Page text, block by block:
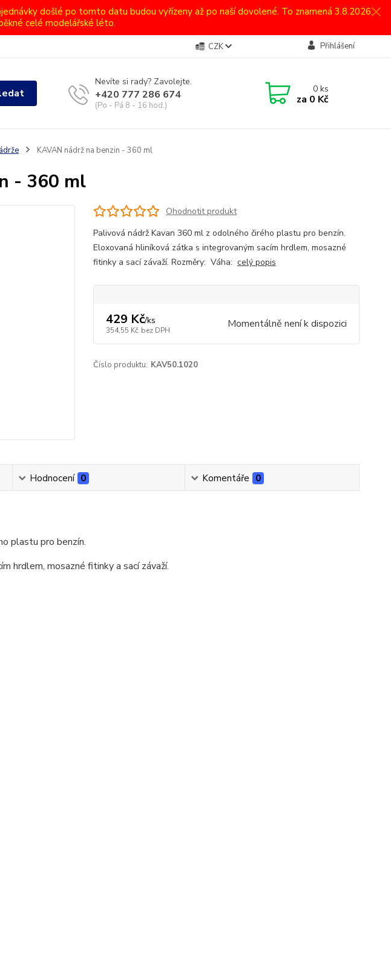
došlé po tomto datu budou vyřízeny až po naší dovolené. To znamená 3.8.2026.
celé modelářské léto.
CZK Přihlášení
Nevíte si rady? Zavolejte.
+420 777 286 674
(Po - Pá 8 - 16 hod.)
0ks
za 0 Kč
KAVAN nádrž na benzin - 360 ml
- 360 ml
Ohodnotit produkt
Palivová nádrž Kavan 360 ml z odolného čirého plastu pro benzín.
Eloxovaná hliníková zátka s integrovaným sacím hrdlem, mosazné
fitinky a sací závaží. Rozměry: Váha: celý popis
429 Kč/ks
354,55 Kč bez DPH Momentálně není k dispozici
Číslo produktu: KAV50.1020
Hodnocení 0 Komentáře 0
plastu pro benzín.
hrdlem, mosazné fitinky a sací závaží.